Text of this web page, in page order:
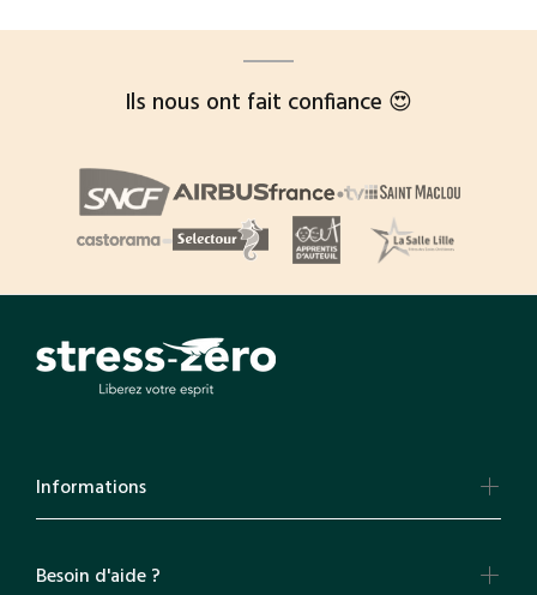
Ils nous ont fait confiance 😍
Informations
Besoin d'aide ?